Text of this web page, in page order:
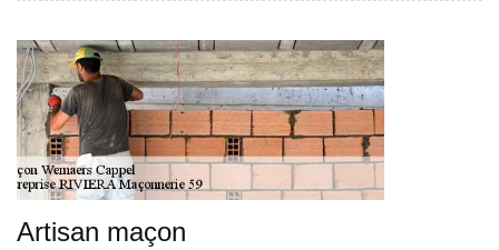
Artisan maçon